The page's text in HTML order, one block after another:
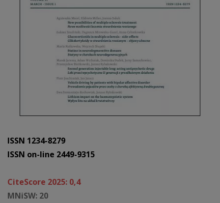
ISSN 1234-8279
ISSN on-line 2449-9315
CiteScore 2025: 0,4
MNiSW: 20